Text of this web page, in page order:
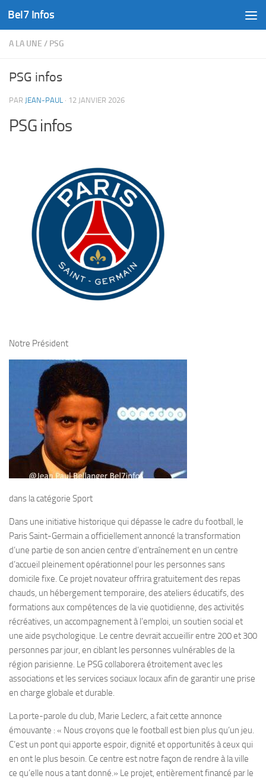
Skip to content
Bel7 Infos
A LA UNE / PSG
PSG infos
PAR JEAN-PAUL · 12 JANVIER 2026
PSG infos
Notre Président
dans la catégorie Sport
Dans une initiative historique qui dépasse le cadre du football, le
Paris Saint-Germain a officiellement annoncé la transformation
d’une partie de son ancien centre d’entraînement en un centre
d’accueil pleinement opérationnel pour les personnes sans
domicile fixe. Ce projet novateur offrira gratuitement des repas
chauds, un hébergement temporaire, des ateliers éducatifs, des
formations aux compétences de la vie quotidienne, des activités
récréatives, un accompagnement à l’emploi, un soutien social et
une aide psychologique. Le centre devrait accueillir entre 200 et 300
personnes par jour, en ciblant les personnes vulnérables de la
région parisienne. Le PSG collaborera étroitement avec les
associations et les services sociaux locaux afin de garantir une prise
en charge globale et durable.
La porte-parole du club, Marie Leclerc, a fait cette annonce
émouvante : « Nous croyons que le football est bien plus qu’un jeu.
C’est un pont qui apporte espoir, dignité et opportunités à ceux qui
en ont le plus besoin. Ce centre est notre façon de rendre à la ville
ce qu’elle nous a tant donné.» Le projet, entièrement financé par le